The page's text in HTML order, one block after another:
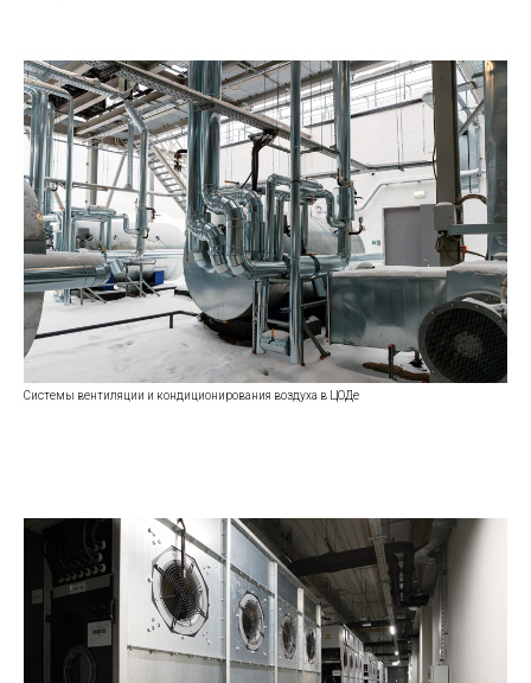
Системы вентиляции и кондиционирования воздуха в ЦОДе